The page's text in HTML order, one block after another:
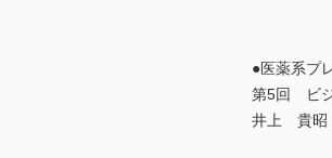
●医薬系プ
第5回 ビジ
井上 貴昭